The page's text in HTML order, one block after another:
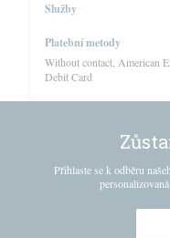
Služby
Platební metody
Without contact, American
Debit Card
Přihlaste se k odběru